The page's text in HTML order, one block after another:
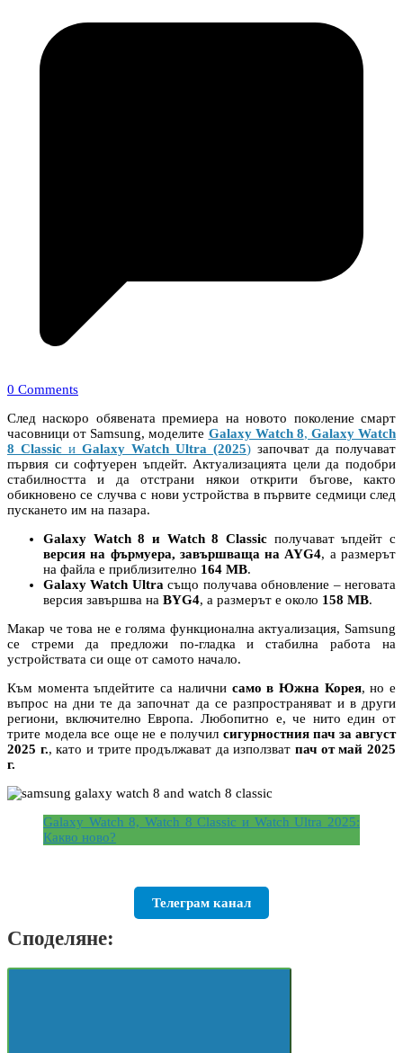
0 Comments
След наскоро обявената премиера на новото поколение смарт
часовници от Samsung, моделите Galaxy Watch 8, Galaxy Watch
8 Classic и Galaxy Watch Ultra (2025) започват да получават
първия си софтуерен ъпдейт. Актуализацията цели да подобри
стабилността и да отстрани някои открити бъгове, както
обикновено се случва с нови устройства в първите седмици след
пускането им на пазара.
Galaxy Watch 8 и Watch 8 Classic получават ъпдейт с
версия на фърмуера, завършваща на AYG4, а размерът
на файла е приблизително 164 MB.
Galaxy Watch Ultra също получава обновление – неговата
версия завършва на BYG4, а размерът е около 158 MB.
Макар че това не е голяма функционална актуализация, Samsung
се стреми да предложи по-гладка и стабилна работа на
устройствата си още от самото начало.
Към момента ъпдейтите са налични само в Южна Корея, но е
въпрос на дни те да започнат да се разпространяват и в други
региони, включително Европа. Любопитно е, че нито един от
трите модела все още не е получил сигурностния пач за август
2025 г., като и трите продължават да използватпач от май 2025
г.
Galaxy Watch 8, Watch 8 Classic и Watch Ultra 2025:
Какво ново?
Телеграм канал
Споделяне: